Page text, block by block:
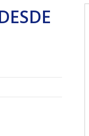
ESTATUTO